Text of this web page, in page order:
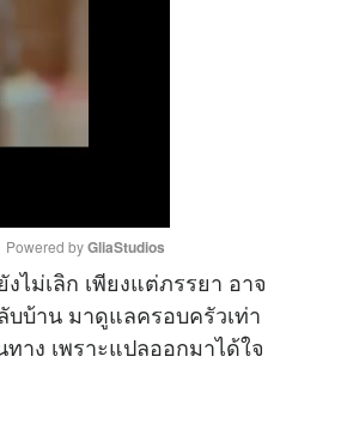
M
u
Powered by GliaStudios
ไม่เลิก เพียงแต่ภรรยา อาจ
บบ้าน มาดูแลครอบครัวเท่า
าง เพราะแปลออกมาได้ใจ